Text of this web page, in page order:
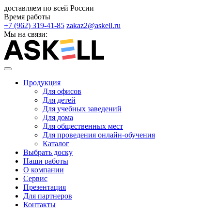
доставляем по всей России
Время работы
+7 (962) 319-41-85 zakaz2@askell.ru
Мы на связи:
Продукция
Для офисов
Для детей
Для учебных заведений
Для дома
Для общественных мест
Для проведения онлайн-обучения
Каталог
Выбрать доску
Наши работы
О компании
Сервис
Презентация
Для партнеров
Контакты